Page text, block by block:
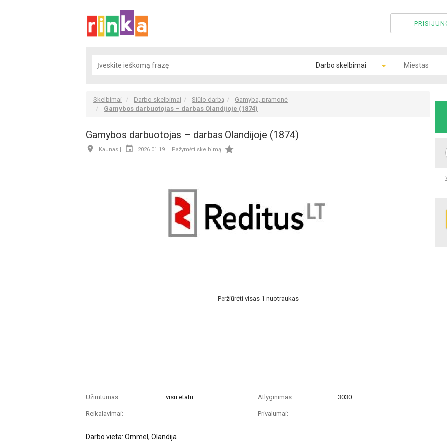
Skelbimai Darbo skelbimai Siūlo darbą
Gamyba, pramonė
Gamybos darbuotojas – darbas Olandijoje (1874)
Gamybos darbuotojas – darbas Olandijoje (1874)
 Kaunas |  2026 01 19 | Pažymėti skelbimą 
Peržiūrėti visas 1 nuotraukas
Užimtumas: visu etatu Atlyginimas: 3030
Reikalavimai: - Privalumai: -
Darbo vieta: Ommel, Olandija